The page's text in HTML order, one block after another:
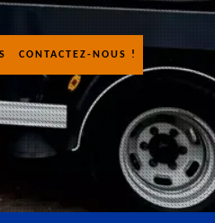
CONTACTEZ-NOUS !